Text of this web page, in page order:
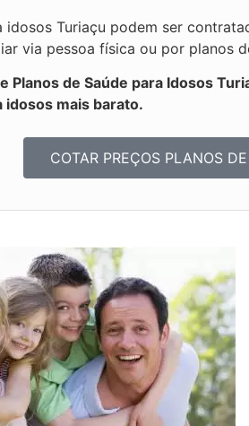
idosos Turiaçu podem ser
via pessoa física ou por planos
Planos de Saúde para Idosos
idosos mais barato.
COTAR PREÇOS PLANOS